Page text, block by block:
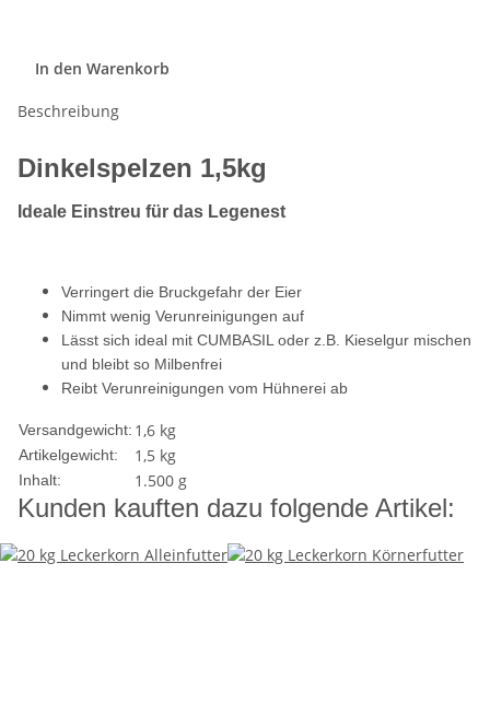
In den Warenkorb
Beschreibung
Dinkelspelzen 1,5kg
Ideale Einstreu für das Legenest
Verringert die Bruckgefahr der Eier
Nimmt wenig Verunreinigungen auf
Lässt sich ideal mit CUMBASIL oder z.B. Kieselgur mischen
und bleibt so Milbenfrei
Reibt Verunreinigungen vom Hühnerei ab
Versandgewicht: 1,6 kg
Artikelgewicht: 1,5 kg
Inhalt: 1.500 g
Kunden kauften dazu folgende Artikel: